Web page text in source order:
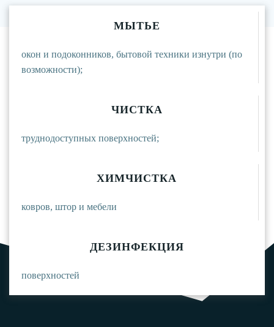
МЫТЬЕ
окон и подоконников, бытовой техники изнутри (по
возможности);
ЧИСТКА
труднодоступных поверхностей;
ХИМЧИСТКА
ковров, штор и мебели
ДЕЗИНФЕКЦИЯ
поверхностей